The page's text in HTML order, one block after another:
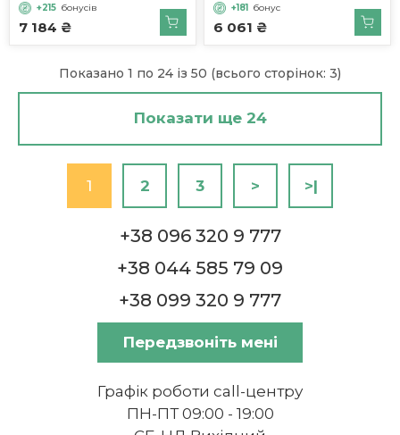
7 184 ₴
+215 бонусів
6 061 ₴
+181 бонус
Показано 1 по 24 із 50 (всього сторінок: 3)
Показати ще 24
1 2 3 > >|
+38 096 320 9 777
+38 044 585 79 09
+38 099 320 9 777
Передзвоніть мені
Графік роботи call-центру
ПН-ПТ 09:00 - 19:00